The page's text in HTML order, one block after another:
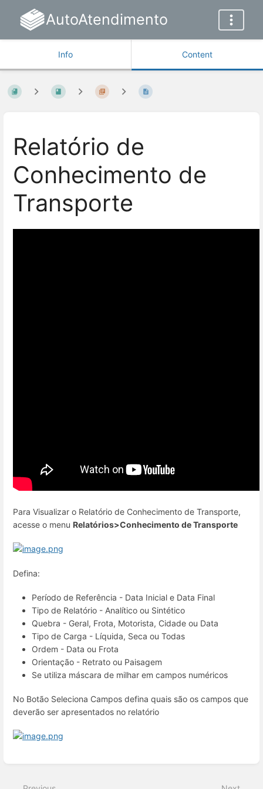
AutoAtendimento
Info Content
Relatório de
Conhecimento de
Transporte
Para Visualizar o Relatório de Conhecimento de Transporte,
acesse o menu Relatórios>Conhecimento de Transporte
Defina:
Período de Referência - Data Inicial e Data Final
Tipo de Relatório - Analítico ou Sintético
Quebra - Geral, Frota, Motorista, Cidade ou Data
Tipo de Carga - Líquida, Seca ou Todas
Ordem - Data ou Frota
Orientação - Retrato ou Paisagem
Se utiliza máscara de milhar em campos numéricos
No Botão Seleciona Campos defina quais são os campos que
deverão ser apresentados no relatório